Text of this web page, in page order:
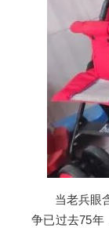
当老兵眼含
争已过去75年